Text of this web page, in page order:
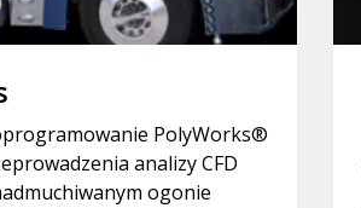
PolyWorks®
analizy CFD
ogonie